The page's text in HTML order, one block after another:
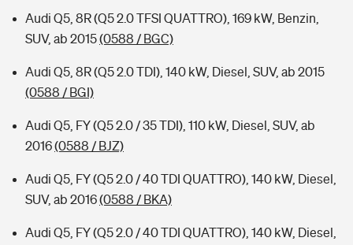
Audi Q5, 8R (Q5 2.0 TFSI QUATTRO), 169 kW, Benzin,
SUV, ab 2015(0588 / BGC)
Audi Q5, 8R (Q5 2.0 TDI), 140 kW, Diesel, SUV, ab 2015
(0588 / BGI)
Audi Q5, FY (Q5 2.0 / 35 TDI), 110 kW, Diesel, SUV, ab
2016(0588 / BJZ)
Audi Q5, FY (Q5 2.0 / 40 TDI QUATTRO), 140 kW, Diesel,
SUV, ab 2016(0588 / BKA)
Audi Q5, FY (Q5 2.0 / 40 TDI QUATTRO), 140 kW, Diesel,